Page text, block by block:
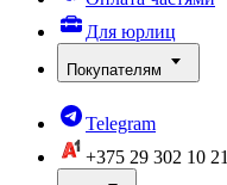
Для юрлиц
Покупателям
Telegram
+375 29 302 10 21